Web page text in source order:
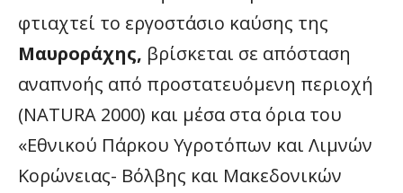
φτιαχτεί το εργοστάσιο καύσης της
Μαυροράχης, βρίσκεται σε απόσταση
αναπνοής από προστατευόμενη περιοχή
(NATURA 2000) και μέσα στα όρια του
«Εθνικού Πάρκου Υγροτόπων και Λιμνών
Κορώνειας- Βόλβης και Μακεδονικών